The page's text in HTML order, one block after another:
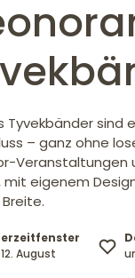
Tyvekbänder sind
– ganz ohne
Veranstaltungen
mit eigenem
12. August